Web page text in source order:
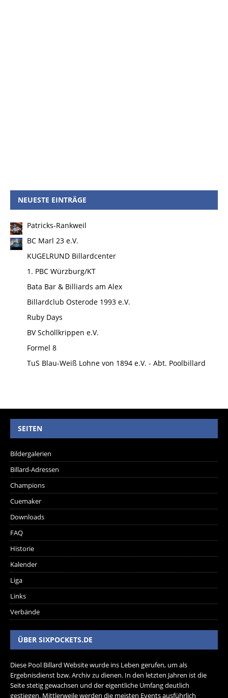
NEUESTE EINTRÄGE
Patricks-Rankweil
BC Marl 23 e.V.
KUGELRUND Billardcenter
1. PBC Würzburg/KT
Bata Bar & Billiards am Alex
Billardclub Osterode 1993 e.V.
Ruby Days
BV Schöllkrippen e.V.
Formel 8
TuS Blau-Weiß Lohne von 1894 e.V. - Abt. Poolbillard
SEITEN
Bildergalerien
Billard-Adressen
Champions
Cuemaker
Downloads
FAQ
Historie
Kalender
Liga
Links
Verbände
ÜBER SIXPOCKETS.DE
Diese Pool Billard Website wurde ins Leben gerufen, um als
Ergebnisdienst bzw. Archiv zu dienen. In den letzten Jahren ist die
Seite stetig gewachsen und der eigentliche Umfang deutlich
gestiegen. Mittlerweile werden die meisten Events ausführlich